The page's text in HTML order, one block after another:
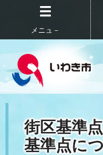
メニュ－
街区基準
基準点に